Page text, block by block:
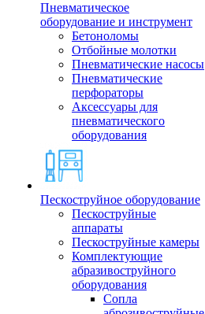
Пневматическое
оборудование и инструмент
Бетоноломы
Отбойные молотки
Пневматические насосы
Пневматические
перфораторы
Аксессуары для
пневматического
оборудования
Пескоструйное оборудование
Пескоструйные
аппараты
Пескоструйные камеры
Комплектующие
абразивоструйного
оборудования
Сопла